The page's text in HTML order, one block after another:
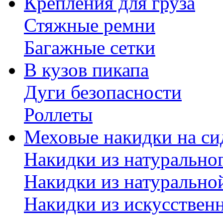
Стяжные ремни
Багажные сетки
В кузов пикапа
Дуги безопасности
Роллеты
Меховые накидки на
Накидки из
Накидки из
Накидки из